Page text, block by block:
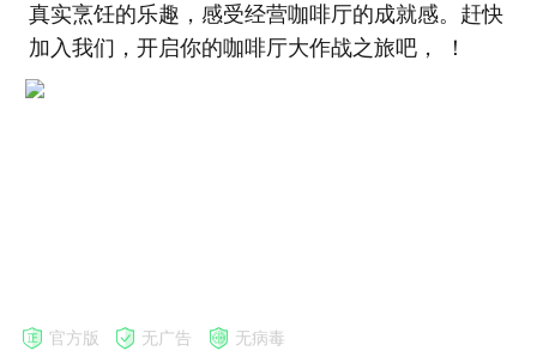
真实烹饪的乐趣，感受经营咖啡厅的成就感。赶快
加入我们，开启你的咖啡厅大作战之旅吧， ！
官方版 无广告 无病毒